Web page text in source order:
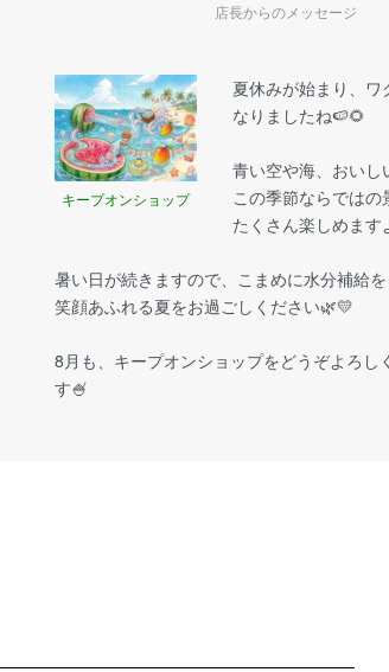
店長からのメッセージ
キープオンショップ
夏休みが始まり、ワ
なりましたね🍉🌻
青い空や海、おいし
この季節ならではの
たくさん楽しめます
暑い日が続きますので、こまめに水分補給を
笑顔あふれる夏をお過ごしください🌿💛
8月も、キープオンショップをどうぞよろし
す🍧